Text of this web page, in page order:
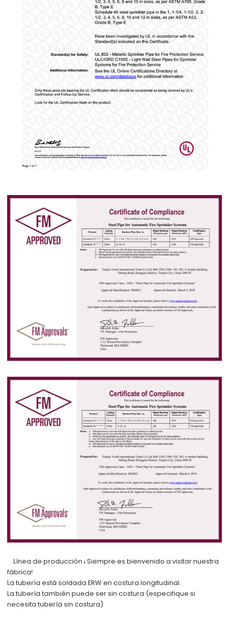
Línea de producción ¡ Siempre es bienvenido a visitar nuestra
fábrica!
La tubería está soldada ERW en costura longitudinal.
La tubería también puede ser sin costura (especifique si
necesita tubería sin costura)